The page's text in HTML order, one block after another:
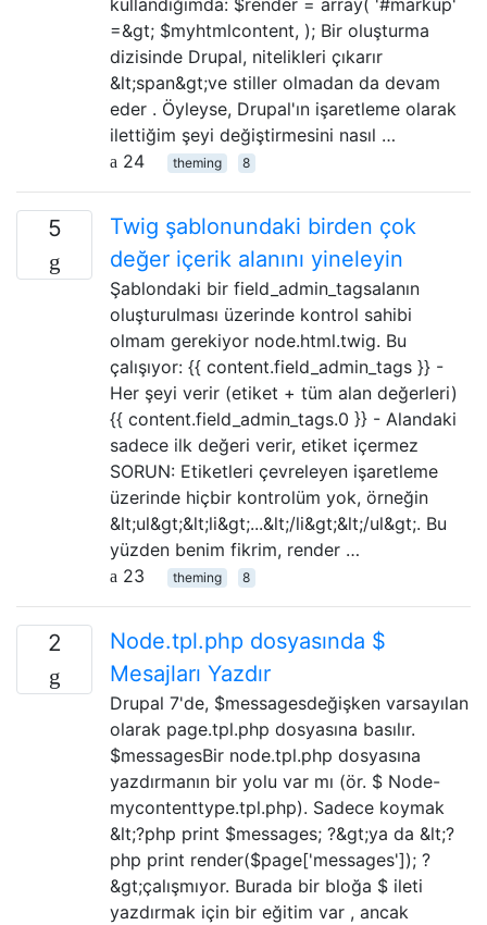
=&gt; $myhtmlcontent, ); Bir oluşturma
dizisinde Drupal, nitelikleri çıkarır
&lt;span&gt;ve stiller olmadan da devam
eder . Öyleyse, Drupal'ın işaretleme olarak
ilettiğim şeyi değiştirmesini nasıl …
24
theming 8
5
Twig şablonundaki birden çok
değer içerik alanını yineleyin
Şablondaki bir field_admin_tagsalanın
oluşturulması üzerinde kontrol sahibi
olmam gerekiyor node.html.twig. Bu
çalışıyor: {{ content.field_admin_tags }} -
Her şeyi verir (etiket + tüm alan değerleri)
{{ content.field_admin_tags.0 }} - Alandaki
sadece ilk değeri verir, etiket içermez
SORUN: Etiketleri çevreleyen işaretleme
üzerinde hiçbir kontrolüm yok, örneğin
&lt;ul&gt;&lt;li&gt;...&lt;/li&gt;&lt;/ul&gt;. Bu
yüzden benim fikrim, render …
23
theming 8
2
Node.tpl.php dosyasında $
Mesajları Yazdır
Drupal 7'de, $messagesdeğişken varsayılan
olarak page.tpl.php dosyasına basılır.
$messagesBir node.tpl.php dosyasına
yazdırmanın bir yolu var mı (ör. $ Node-
mycontenttype.tpl.php). Sadece koymak
&lt;?php print $messages; ?&gt;ya da &lt;?
php print render($page['messages']); ?
&gt;çalışmıyor. Burada bir bloğa $ ileti
yazdırmak için bir eğitim var , ancak